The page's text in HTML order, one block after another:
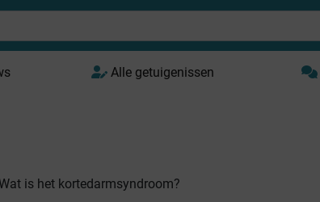
Alle getuigenissen
is het kortedarmsyndroom?